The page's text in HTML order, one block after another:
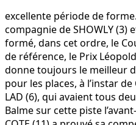
excellente période de
compagnie de SHOWLY (3)
formé, dans cet ordre, le
de référence, le Prix Léopold
donne toujours le meilleur
pour les places, à l’instar de
LAD (6), qui avaient tous
Balme sur cette piste